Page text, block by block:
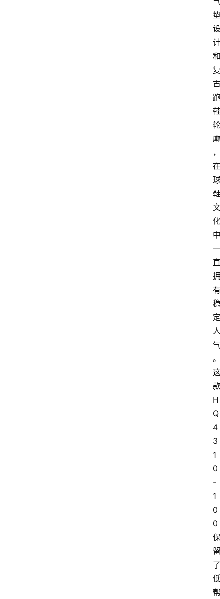
垫
设
计
和
复
古
跑
鞋
轮
廓
，
在
球
鞋
文
化
中
一
直
拥
有
稳
定
人
气
。
这
款
H
Q
4
3
1
0
-
1
0
0
保
留
了
低
帮